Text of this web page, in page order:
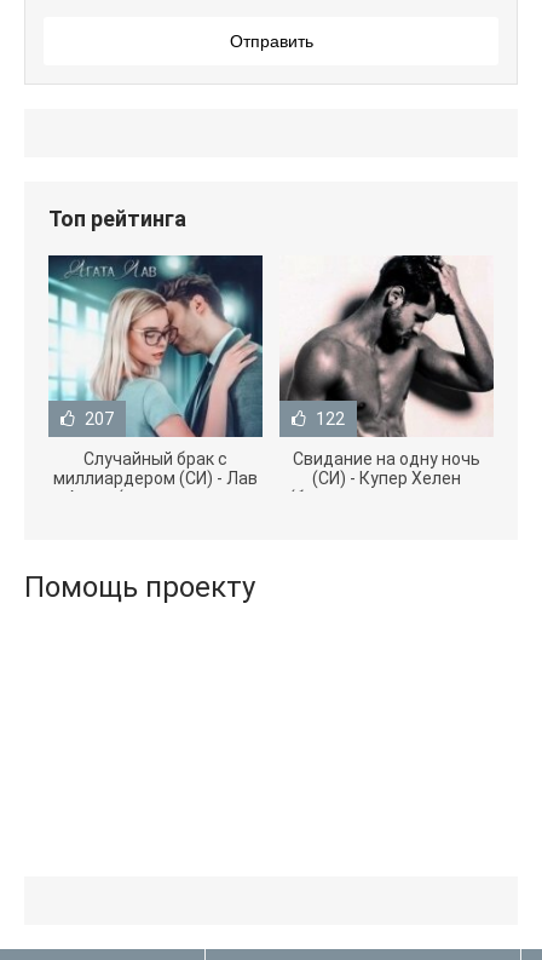
Отправить
Топ рейтинга
207
Случайный брак с
миллиардером (СИ) - Лав
Агата (полная версия
122
Свидание на одну ночь
(СИ) - Купер Хелен
(бесплатные серии книг
Помощь проекту